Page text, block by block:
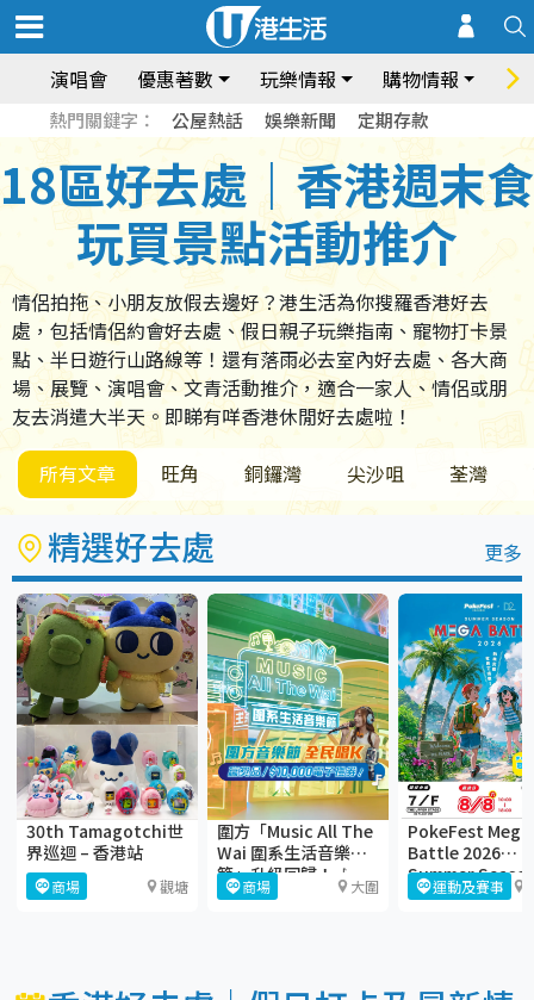
演唱會 優惠著數 玩樂情報 購物情報 飲
熱門關鍵字： 公屋熱話 娛樂新聞 定期存款
18區好去處｜香港週末食
玩買景點活動推介
情侶拍拖、小朋友放假去邊好？港生活為你搜羅香港好去
處，包括情侶約會好去處、假日親子玩樂指南、寵物打卡景
點、半日遊行山路線等！還有落雨必去室內好去處、各大商
場、展覽、演唱會、文青活動推介，適合一家人、情侶或朋
友去消遣大半天。即睇有咩香港休閒好去處啦！
所有文章
旺角 銅鑼灣 尖沙咀 荃灣
精選好去處 更多
30th Tamagotchi世
界巡迴 – 香港站
商場 觀塘
圍方「Music All The
Wai 圍系生活音樂
節」升級回歸！🎶
商場 大圍
PokeFest Mega
Battle 2026
Summer
運動及賽事